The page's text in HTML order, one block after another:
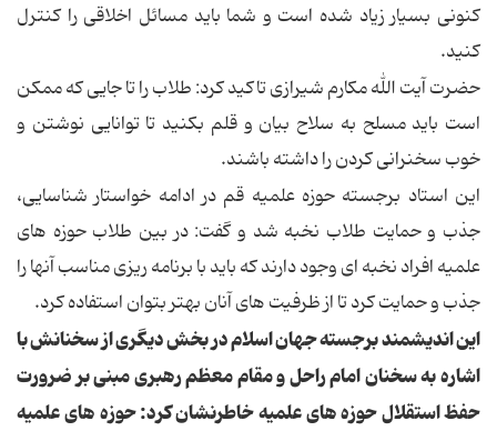
کنونی بسیار زیاد شده است و شما باید مسائل اخلاقی را کنترل
کنید.
حضرت آیت الله مکارم شیرازی تاکید کرد: طلاب را تا جایی که ممکن
است باید مسلح به سلاح بیان و قلم بکنید تا توانایی نوشتن و
خوب سخنرانی کردن را داشته باشند.
این استاد برجسته حوزه علمیه قم در ادامه خواستار شناسایی،
جذب و حمایت طلاب نخبه شد و گفت: در بین طلاب حوزه های
علمیه افراد نخبه ای وجود دارند که باید با برنامه ریزی مناسب آنها را
جذب و حمایت کرد تا از ظرفیت های آنان بهتر بتوان استفاده کرد.
این اندیشمند برجسته جهان اسلام در بخش دیگری از سخنانش با
اشاره به سخنان امام راحل و مقام معظم رهبری مبنی بر ضرورت
حفظ استقلال حوزه های علمیه خاطرنشان کرد: حوزه های علمیه